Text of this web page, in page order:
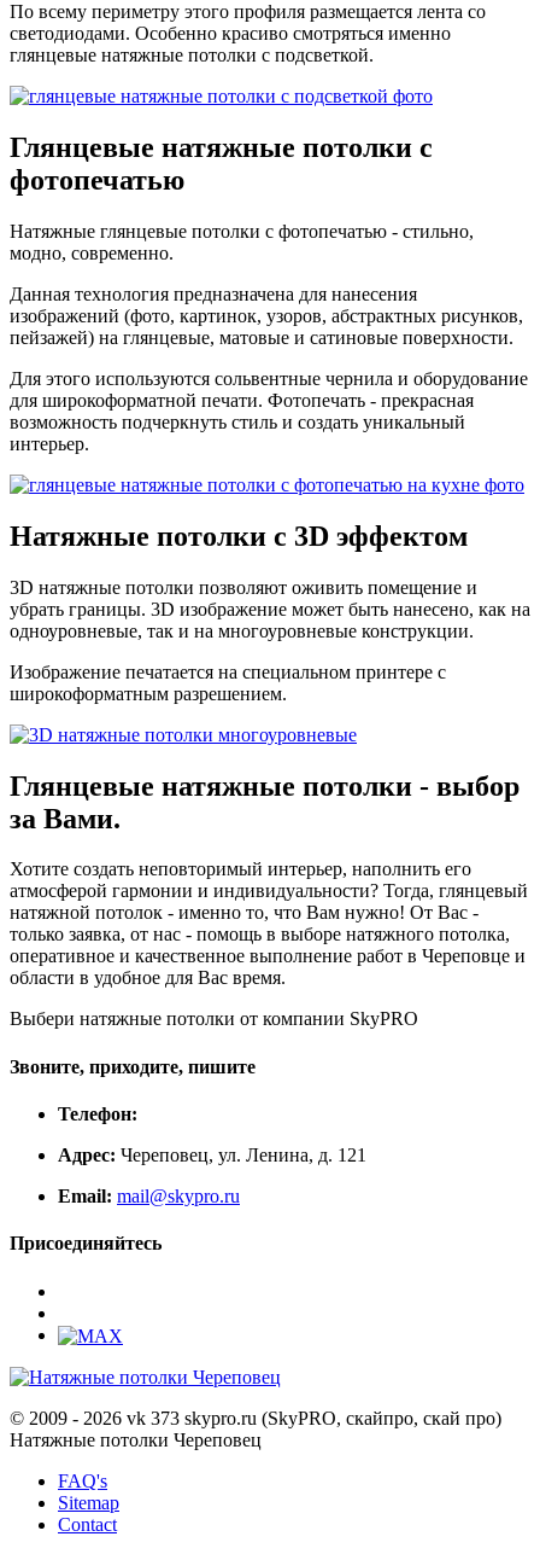
По всему периметру этого профиля размещается лента со
светодиодами. Особенно красиво смотряться именно
глянцевые натяжные потолки с подсветкой.
Глянцевые натяжные потолки с
фотопечатью
Натяжные глянцевые потолки с фотопечатью - стильно,
модно, современно.
Данная технология предназначена для нанесения
изображений (фото, картинок, узоров, абстрактных рисунков,
пейзажей) на глянцевые, матовые и сатиновые поверхности.
Для этого используются сольвентные чернила и оборудование
для широкоформатной печати. Фотопечать - прекрасная
возможность подчеркнуть стиль и создать уникальный
интерьер.
Натяжные потолки с 3D эффектом
3D натяжные потолки позволяют оживить помещение и
убрать границы. 3D изображение может быть нанесено, как на
одноуровневые, так и на многоуровневые конструкции.
Изображение печатается на специальном принтере с
широкоформатным разрешением.
Глянцевые натяжные потолки - выбор
за Вами.
Хотите создать неповторимый интерьер, наполнить его
атмосферой гармонии и индивидуальности? Тогда, глянцевый
натяжной потолок - именно то, что Вам нужно! От Вас -
только заявка, от нас - помощь в выборе натяжного потолка,
оперативное и качественное выполнение работ в Череповце и
области в удобное для Вас время.
Выбери натяжные потолки от компании SkyPRO
Звоните, приходите, пишите
Телефон:
Адрес: Череповец, ул. Ленина, д. 121
Email: mail@skypro.ru
Присоединяйтесь
© 2009 - 2026 vk 373 skypro.ru (SkyPRO, скайпро, скай про)
Натяжные потолки Череповец
FAQ's
Sitemap
Contact